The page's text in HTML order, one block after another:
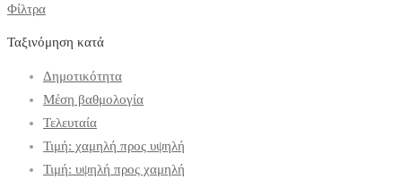
Φίλτρα
Ταξινόμηση κατά
Δημοτικότητα
Μέση βαθμολογία
Τελευταία
Τιμή: χαμηλή προς υψηλή
Τιμή: υψηλή προς χαμηλή